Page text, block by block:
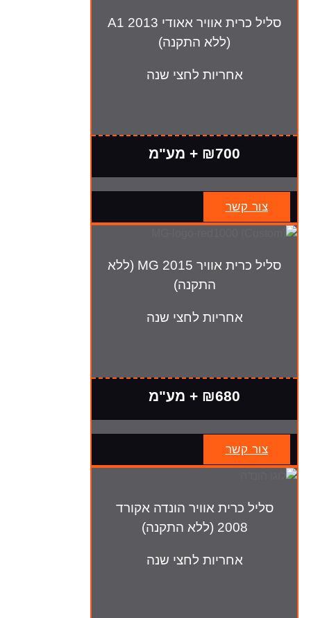
סליל כרית אוויר אאודי A1 2013
(ללא התקנה)
אחריות לחצי שנה
₪700 + מע"מ
צור קשר
סליל כרית אוויר MG 2015 (ללא
התקנה)
אחריות לחצי שנה
₪680 + מע"מ
צור קשר
סליל כרית אוויר הונדה אקורד
2008 (ללא התקנה)
אחריות לחצי שנה